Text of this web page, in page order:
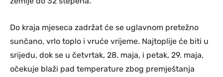
Do kraja mjeseca zadržat će se uglavnom pretežno
sunčano, vrlo toplo i vruće vrijeme. Najtoplije će biti u
srijedu, dok se u četvrtak, 28. maja, i petak, 29. maja,
očekuje blaži pad temperature zbog premještanja